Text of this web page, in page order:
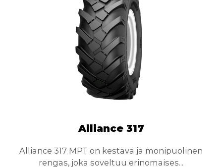
Alliance 317
Alliance 317 MPT on kestävä ja monipuolinen
rengas, joka soveltuu erinomaises...